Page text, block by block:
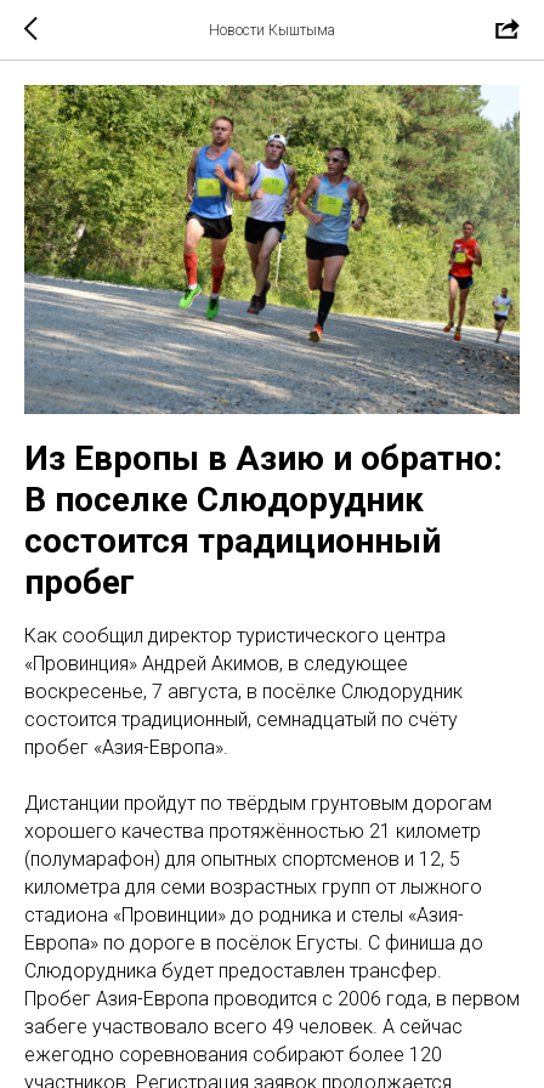
Новости Кыштыма
Из Европы в Азию и обратно:
В поселке Слюдорудник
состоится традиционный
пробег
Как сообщил директор туристического центра
«Провинция» Андрей Акимов, в следующее
воскресенье, 7 августа, в посёлке Слюдорудник
состоится традиционный, семнадцатый по счёту
пробег «Азия-Европа».
Дистанции пройдут по твёрдым грунтовым дорогам
хорошего качества протяжённостью 21 километр
(полумарафон) для опытных спортсменов и 12, 5
километра для семи возрастных групп от лыжного
стадиона «Провинции» до родника и стелы «Азия-
Европа» по дороге в посёлок Егусты. С финиша до
Слюдорудника будет предоставлен трансфер.
Пробег Азия-Европа проводится с 2006 года, в первом
забеге участвовало всего 49 человек. А сейчас
ежегодно соревнования собирают более 120
участников. Регистрация заявок продолжается.